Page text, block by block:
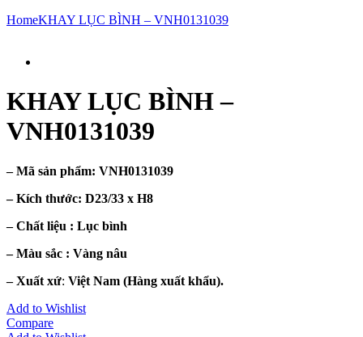
HomeKHAY LỤC BÌNH – VNH0131039
KHAY LỤC BÌNH –
VNH0131039
– Mã sản phẩm: VNH0131039
– Kích thước: D23/33 x H8
– Chất liệu : Lục bình
– Màu sắc : Vàng nâu
– Xuất xứ: Việt Nam (Hàng xuất khẩu).
Add to Wishlist
Compare